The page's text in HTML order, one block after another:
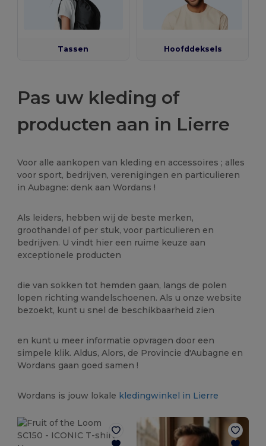
Tassen Hoofddeksels
Pas uw kleding of
producten aan in Lierre
Voor alle aankopen van kleding en accessoires ; alles
voor sport, bedrijven, verenigingen en particulieren
in Aubagne: denk aan Wordans !
Als leiders, hebben wij de beste merken,
groothandel of per stuk, voor particulieren en
bedrijven. U vindt hier een ruime keuze aan
exceptionele producten
die van sokken tot hemden gaan, langs de polen
lopen richting wandelschoenen. Als u onze website
bezoekt, kunt u snel de beschikbaarheid zien
en kunt u meer informatie opvragen door een
simpele klik. Aldus, Alors, de Provincie d'Aubagne en
Wordans gaan goed samen !
Wordans is jouw lokale kledingwinkel in Lierre